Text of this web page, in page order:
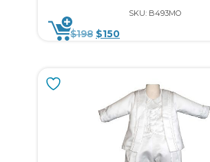
SKU: B493MO
$198 $150